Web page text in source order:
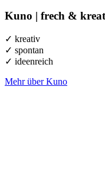
Kuno | frech &
✓ kreativ
✓ spontan
✓ ideenreich
Mehr über Kuno